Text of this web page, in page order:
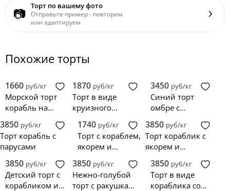
📷 Торт по вашему фото
Отправьте пример - повторим
или адаптируем
Похожие торты
1660 руб/кг
Морской торт
корабль на
1870 руб/кг
Торт в виде
круизного
3450 руб/кг
Синий торт
омбре с
волнами
3850 руб/кг
Торт корабль с
парусами
1740 руб/кг
Торт с кораблем,
якорем и
звездами
3850 руб/кг
Торт кораблик с
якорем и
3850 руб/кг
Детский торт с
корабликом и
3850 руб/кг
Нежно-голубой
торт с ракушками
3850 руб/кг
Торт в виде
кораблика со